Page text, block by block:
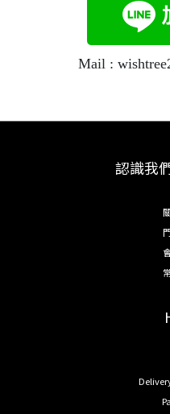
Mail :
認識我